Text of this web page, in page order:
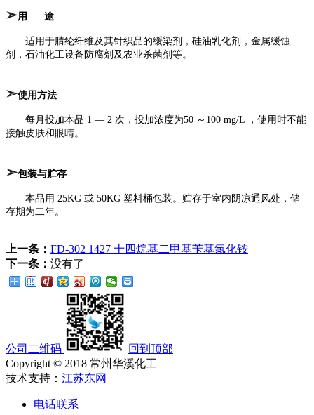
➣用 途
适用于腈纶纤维及其针织品的缓染剂，硅油乳化剂，金属缓蚀
剂，石油化工设备防腐剂及农业杀菌剂等。
➣使用方法
每月投加本品 1 — 2 次，投加浓度为50 ～100 mg/L ，使用时不能
接触皮肤和眼睛。
➣包装与贮存
本品用 25KG 或 50KG 塑料桶包装。贮存于室内阴凉通风处，储
存期为二年。
上一条： FD-302 1427 十四烷基二甲基苄基氯化铵
下一条： 没有了
公司二维码
回到顶部
Copyright © 2018 常州华溪化工
技术支持： 江苏东网
电话联系